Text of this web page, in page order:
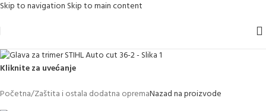
Skip to navigation Skip to main content
Kliknite za uvećanje
Početna/Zaštita i ostala dodatna opremaNazad na proizvode